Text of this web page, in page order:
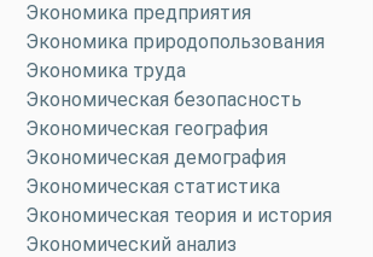
Экономика предприятия
Экономика природопользования
Экономика труда
Экономическая безопасность
Экономическая география
Экономическая демография
Экономическая статистика
Экономическая теория и история
Экономический анализ